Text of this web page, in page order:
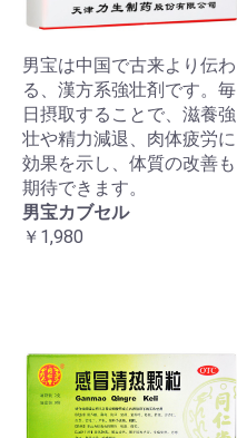
男宝は中国で古来より伝わ
る、漢方系強壮剤です。毎
日摂取することで、滋養強
壮や精力減退、肉体疲労に
効果を示し、体質の改善も
期待できます。
男宝カブセル
￥1,980